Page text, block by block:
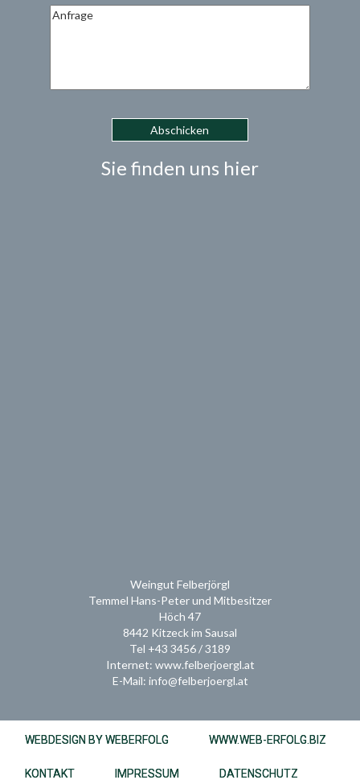
Sie finden uns hier
Weingut Felberjörgl
Temmel Hans-Peter und Mitbesitzer
Höch 47
8442 Kitzeck im Sausal
Tel +43 3456 / 3189
Internet: www.felberjoergl.at
E-Mail: info@felberjoergl.at
WEBDESIGN BY WEBERFOLG WWW.WEB-ERFOLG.BIZ
KONTAKT IMPRESSUM DATENSCHUTZ